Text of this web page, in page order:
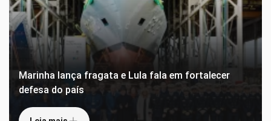
Marinha lança fragata e Lula fala em fortalecer
defesa do país